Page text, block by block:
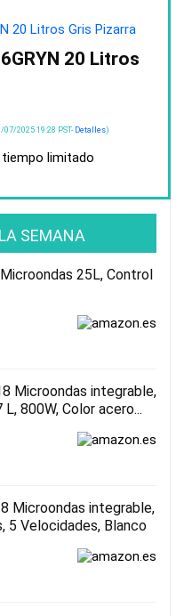
20 Litros
2025 19:28 PST- Detalles)
limitado
SEMANA
25L, Control
Microondas integrable,
800W, Color acero...
Microondas integrable,
5 Velocidades, Blanco